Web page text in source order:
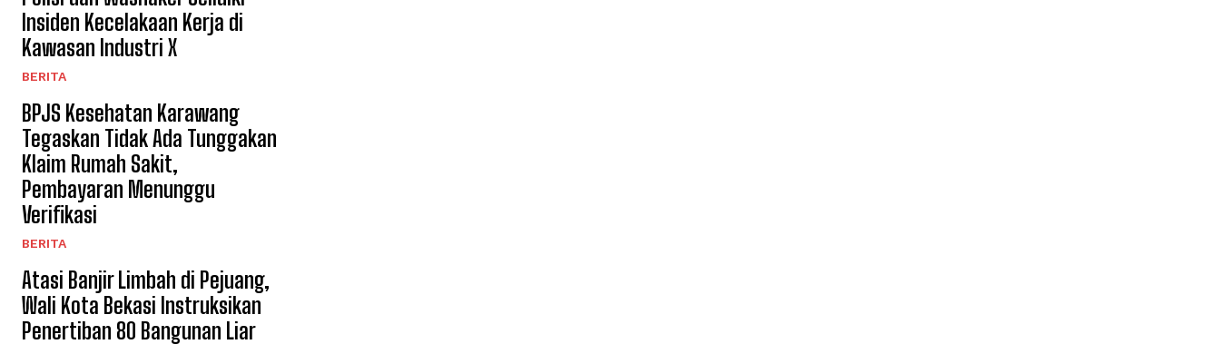
Insiden Kecelakaan Kerja di
Kawasan Industri X
BERITA
BPJS Kesehatan Karawang
Tegaskan Tidak Ada Tunggakan
Klaim Rumah Sakit,
Pembayaran Menunggu
Verifikasi
BERITA
Atasi Banjir Limbah di Pejuang,
Wali Kota Bekasi Instruksikan
Penertiban 80 Bangunan Liar